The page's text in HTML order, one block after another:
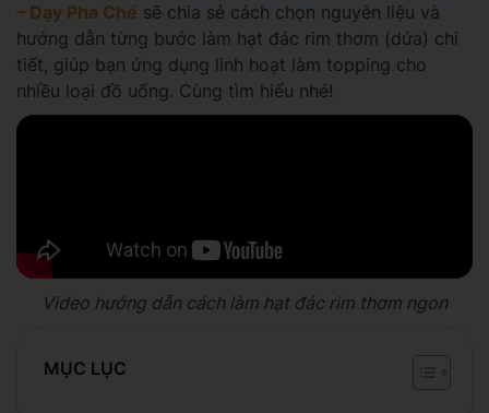
– Dạy Pha Chế sẽ chia sẻ cách chọn nguyên liệu và
hướng dẫn từng bước làm hạt đác rim thơm (dứa) chi
tiết, giúp bạn ứng dụng linh hoạt làm topping cho
nhiều loại đồ uống. Cùng tìm hiểu nhé!
Video hướng dẫn cách làm hạt đác rim thơm ngon
MỤC LỤC